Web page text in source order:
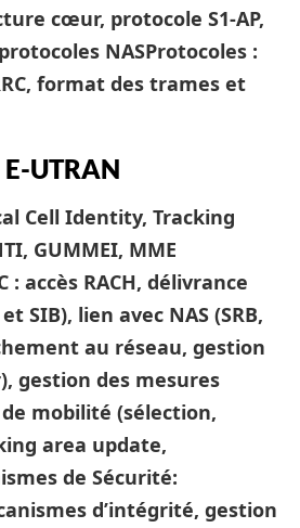
cœur, protocole S1-AP,
NASProtocoles :
format des trames et
UTRAN
Cell Identity, Tracking
GUMMEI, MME
: accès RACH, délivrance
SIB), lien avec NAS (SRB,
au réseau, gestion
gestion des mesures
mobilité (sélection,
area update,
de Sécurité:
d’intégrité, gestion